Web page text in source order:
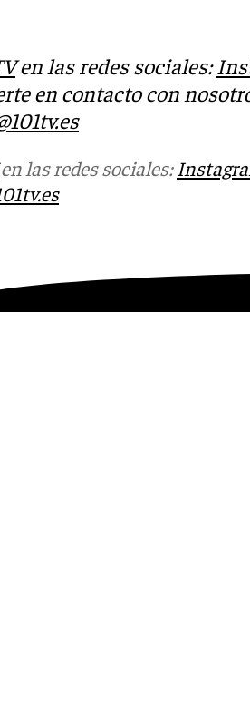
en las redes sociales:
en contacto con
las redes sociales: